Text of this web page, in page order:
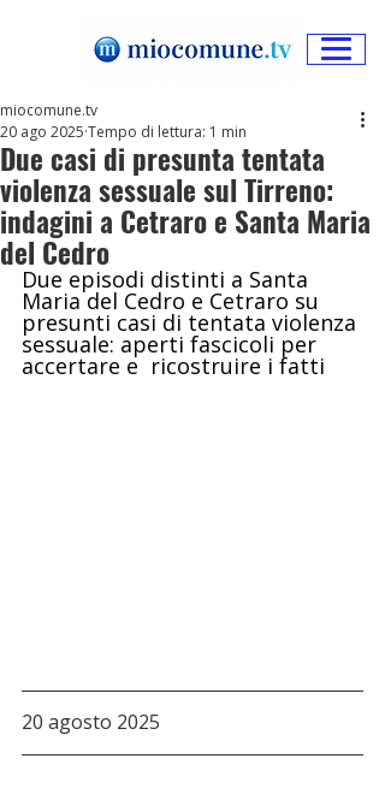
Due casi di presunta tentata
violenza sessuale sul Tirreno:
indagini a Cetraro e Santa Maria
del Cedro
miocomune.tv
20 ago 2025 Tempo di lettura: 1 min
Due episodi distinti a Santa
Maria del Cedro e Cetraro su
presunti casi di tentata violenza
sessuale: aperti fascicoli per
accertare e  ricostruire i fatti
20 agosto 2025